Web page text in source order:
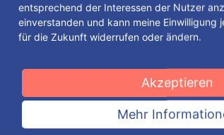
Verpackung – einfach,
komfortabel
So groß die Auswahl an ansprechenden
entsprechend der Interessen der Nutzer
einverstanden und kann meine Einwilligung
für die Zukunft widerrufen oder ändern.
Akzeptieren
Mehr